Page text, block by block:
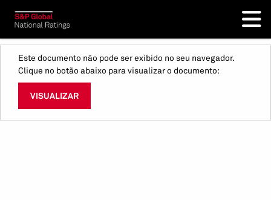
Este documento não pode ser exibido no seu navegador.
Clique no botão abaixo para visualizar o documento:
VISUALIZAR